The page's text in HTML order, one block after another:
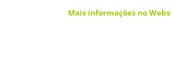
Mais informações no